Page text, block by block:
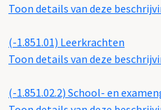
Toon details van deze
(-1.851.01) Leerkrachten
Toon details van deze
(-1.851.02.2) School- en